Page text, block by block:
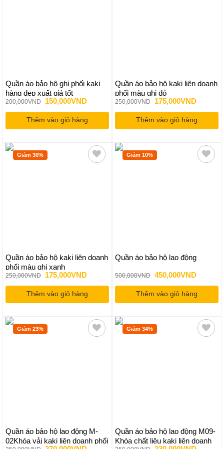
được
chọn
sản
Quần áo bảo hộ ghi phối kaki
hàng đẹp xuất giá tốt
200,000VND
Giá
là:
200,000VND.
150,000VNDGiá
tại
là:
150,000VND.
Thêm vào giỏ hàng
Quần áo bảo hộ kaki liên doanh
phối màu ghi đỏ
250,000VND
Giá
là:
250,000VND.
175,000VNDGiá
tại
là:
Thêm vào giỏ hàng
Giảm 30%
Quần áo bảo hộ kaki liên doanh
phối màu ghi xanh
250,000VND
Giá
là:
250,000VND.
175,000VNDGiá
tại
là:
175,000VND.
Thêm vào giỏ hàng
Giảm 10%
Quần áo bảo hộ lao động
500,000VND Giá
là:
500,000VND.
450,000VNDGiá
tại
là:
Thêm vào giỏ hàng
Giảm 23%
Quần áo bảo hộ lao động M-
02Khóa vải kaki liên doanh phối
Giảm 34%
Quần áo bảo hộ lao động M09-
Khóa chất liệu kaki liên doanh